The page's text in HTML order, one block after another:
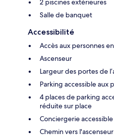
2 piscines extérieures
Salle de banquet
Accessibilité
Accès aux personnes
Ascenseur
Largeur des portes de
Parking accessible aux
4 places de parking
réduite sur place
Conciergerie
Chemin vers